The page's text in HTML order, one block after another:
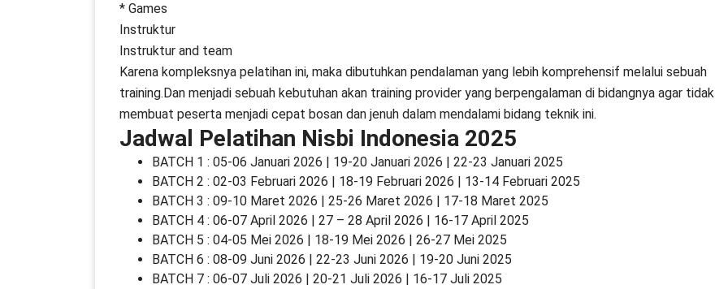
* Games
Instruktur
Instruktur and team
Karena kompleksnya pelatihan ini, maka dibutuhkan pendalaman yang lebih komprehensif melalui sebuah
training.Dan menjadi sebuah kebutuhan akan training provider yang berpengalaman di bidangnya agar tidak
membuat peserta menjadi cepat bosan dan jenuh dalam mendalami bidang teknik ini.
Jadwal Pelatihan Nisbi Indonesia 2025
BATCH 1 : 05-06 Januari 2026 | 19-20 Januari 2026 | 22-23 Januari 2025
BATCH 2 : 02-03 Februari 2026 | 18-19 Februari 2026 | 13-14 Februari 2025
BATCH 3 : 09-10 Maret 2026 | 25-26 Maret 2026 | 17-18 Maret 2025
BATCH 4 : 06-07 April 2026 | 27 – 28 April 2026 | 16-17 April 2025
BATCH 5 : 04-05 Mei 2026 | 18-19 Mei 2026 | 26-27 Mei 2025
BATCH 6 : 08-09 Juni 2026 | 22-23 Juni 2026 | 19-20 Juni 2025
BATCH 7 : 06-07 Juli 2026 | 20-21 Juli 2026 | 16-17 Juli 2025